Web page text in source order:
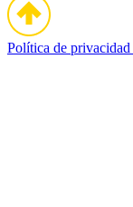
Política de privacidad